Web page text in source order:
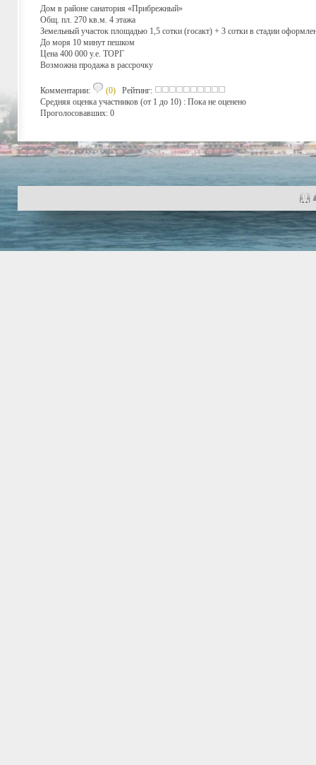
Дом в районе санатория «Прибрежный»
Общ. пл. 270 кв.м. 4 этажа
Земельный участок площадью 1,5 сотки (госакт) + 3 сотки в стадии
До моря 10 минут пешком
Цена 400 000 у.е. ТОРГ
Возможна продажа в рассрочку
Комментарии: (0) Рейтинг:
Средняя оценка участников (от 1 до 10) : Пока не оценено
Проголосовавших: 0